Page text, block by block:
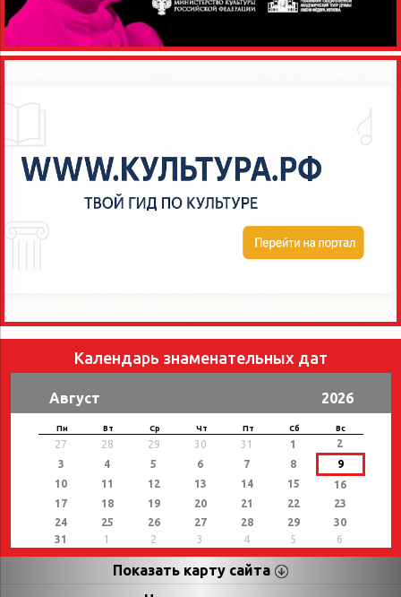
Календарь знаменательных дат
Август 2026
Пн Вт Ср Чт Пт Сб Вс
27 28 29 30 31 1
2
3
4 5 6 7 8
9
10
11 12 13 14 15
16
17
18 19 20 21 22
23
24
25 26 27 28 29
30
31
1 2 3 4 5 6
Показать карту сайта